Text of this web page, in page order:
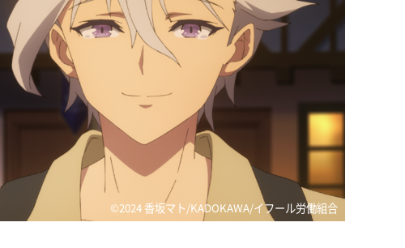
©2024 香坂マト/KADOKAWA/イフール労働組合